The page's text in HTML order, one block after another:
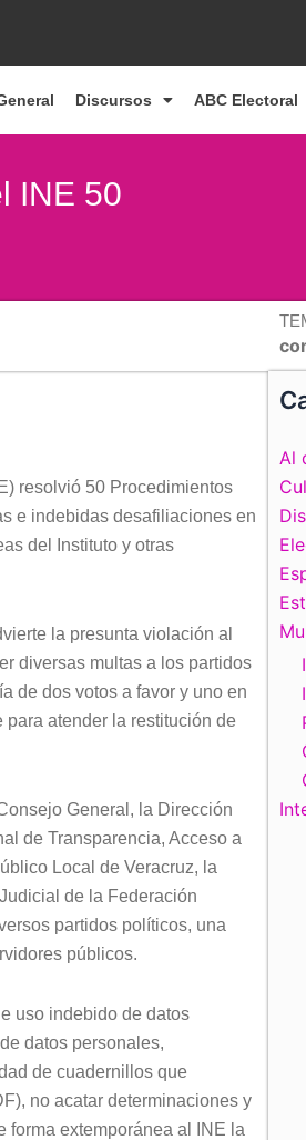
Discursos ABC Electoral
INE 50
resolvió 50 Procedimientos
e indebidas desafiliaciones en
del Instituto y otras
la presunta violación al
diversas multas a los partidos
de dos votos a favor y uno en
atender la restitución de
General, la Dirección
de Transparencia, Acceso a
Local de Veracruz, la
de la Federación
partidos políticos, una
públicos.
uso indebido de datos
datos personales,
de cuadernillos que
no acatar determinaciones y
forma extemporánea al INE la
Al